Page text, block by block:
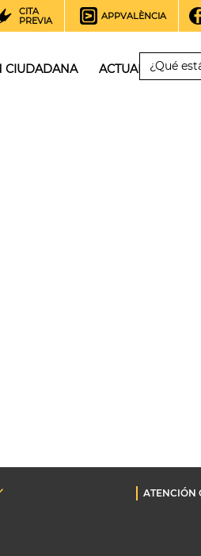
CITA
PREVIA
APPVALÈNCIA
CIUDADANA ACTUALIDAD
ATENCIÓN